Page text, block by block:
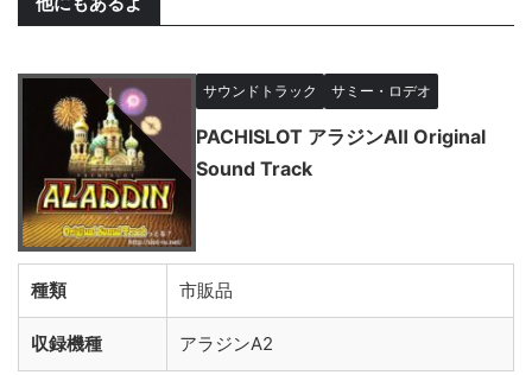
サウンドトラック サミー・ロデオ
PACHISLOT アラジンAⅡ Original
Sound Track
種類 市販品
収録機種 アラジンA2